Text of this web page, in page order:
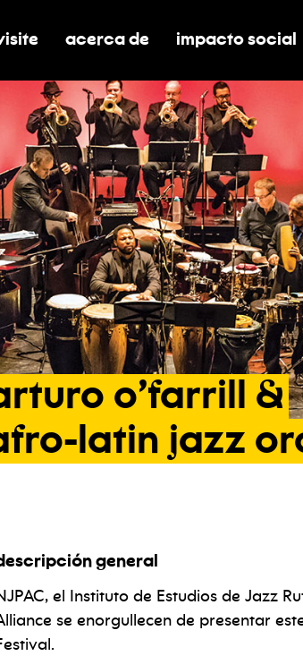
de boletos
submenú de visite
alternar submenú de acerca
acerca de activar/
impacto social
o’farrill &
latin jazz
general
el Instituto de Estudios de Jazz
se enorgullecen de presentar